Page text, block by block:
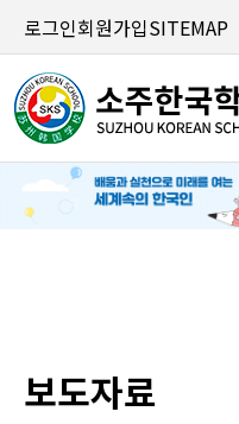
로그인회원가입SITEMAP
보도자료